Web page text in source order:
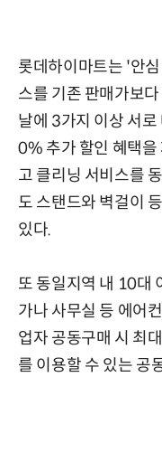
롯데하이마트는 '안
스를 기존 판매가보
날에 3가지 이상 서
0% 추가 할인 혜택을
고 클리닝 서비스를
도 스탠드와 벽걸이
있다.
또 동일지역 내 10대
가나 사무실 등 에어
업자 공동구매 시 최
를 이용할 수 있는 공